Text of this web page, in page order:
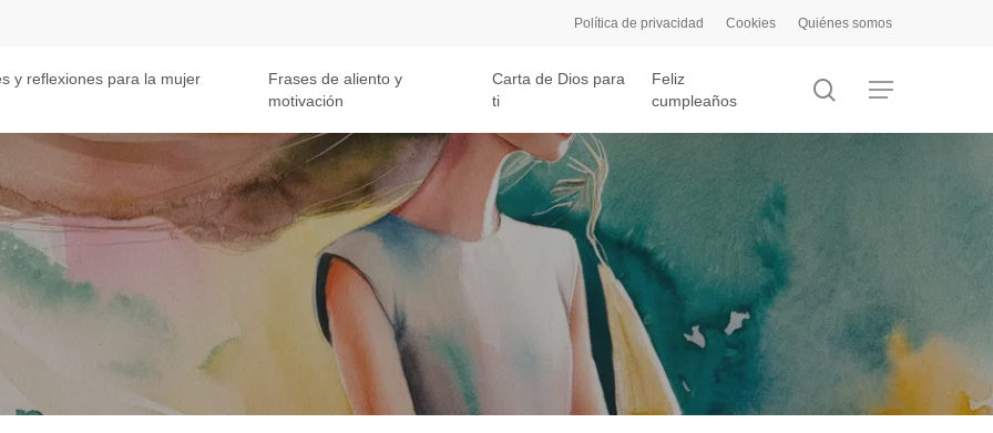
Política de privacidad Cookies Quiénes somos
y reflexiones para la mujer
Frases de aliento y
motivación
Carta de Dios para
ti
Feliz
cumpleaños
search
Menu